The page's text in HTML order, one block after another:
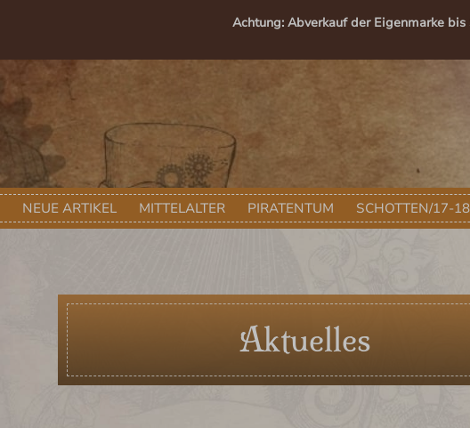
Zur Hauptnavigation springenAchtung: Abverkauf der Eigenmarke
NEUE ARTIKEL MITTELALTER PIRATENTUM SCHOTTEN/17-
Aktuelles